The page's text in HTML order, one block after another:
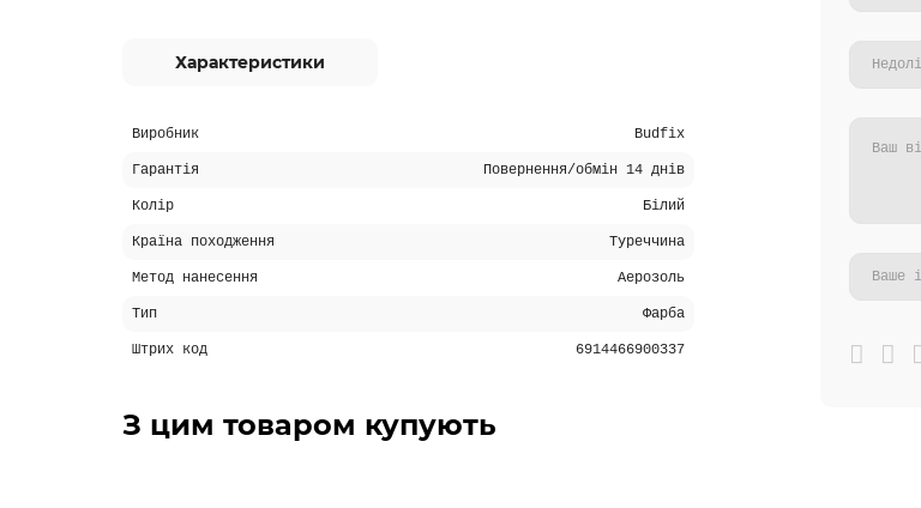
Характеристики
Виробник Budfix
Гарантія Повернення/обмін 14 днів
Колір Білий
Країна походження Туреччина
Метод нанесення Аерозоль
Тип Фарба
Штрих код 6914466900337
З цим товаром купують